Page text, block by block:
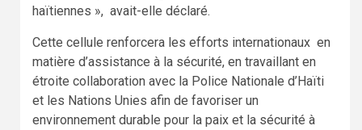
haïtiennes », avait-elle déclaré.
Cette cellule renforcera les efforts internationaux en
matière d’assistance à la sécurité, en travaillant en
étroite collaboration avec la Police Nationale d’Haïti
et les Nations Unies afin de favoriser un
environnement durable pour la paix et la sécurité à